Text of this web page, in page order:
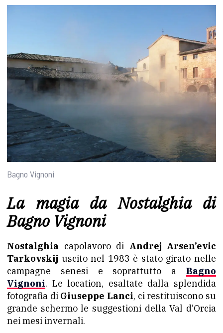
Bagno Vignoni
La magia da Nostalghia di
Bagno Vignoni
Nostalghia capolavoro di Andrej Arsen’evic
Tarkovskij uscito nel 1983 è stato girato nelle
campagne senesi e soprattutto a Bagno
Vignoni. Le location, esaltate dalla splendida
fotografia di Giuseppe Lanci, ci restituiscono su
grande schermo le suggestioni della Val d’Orcia
nei mesi invernali.